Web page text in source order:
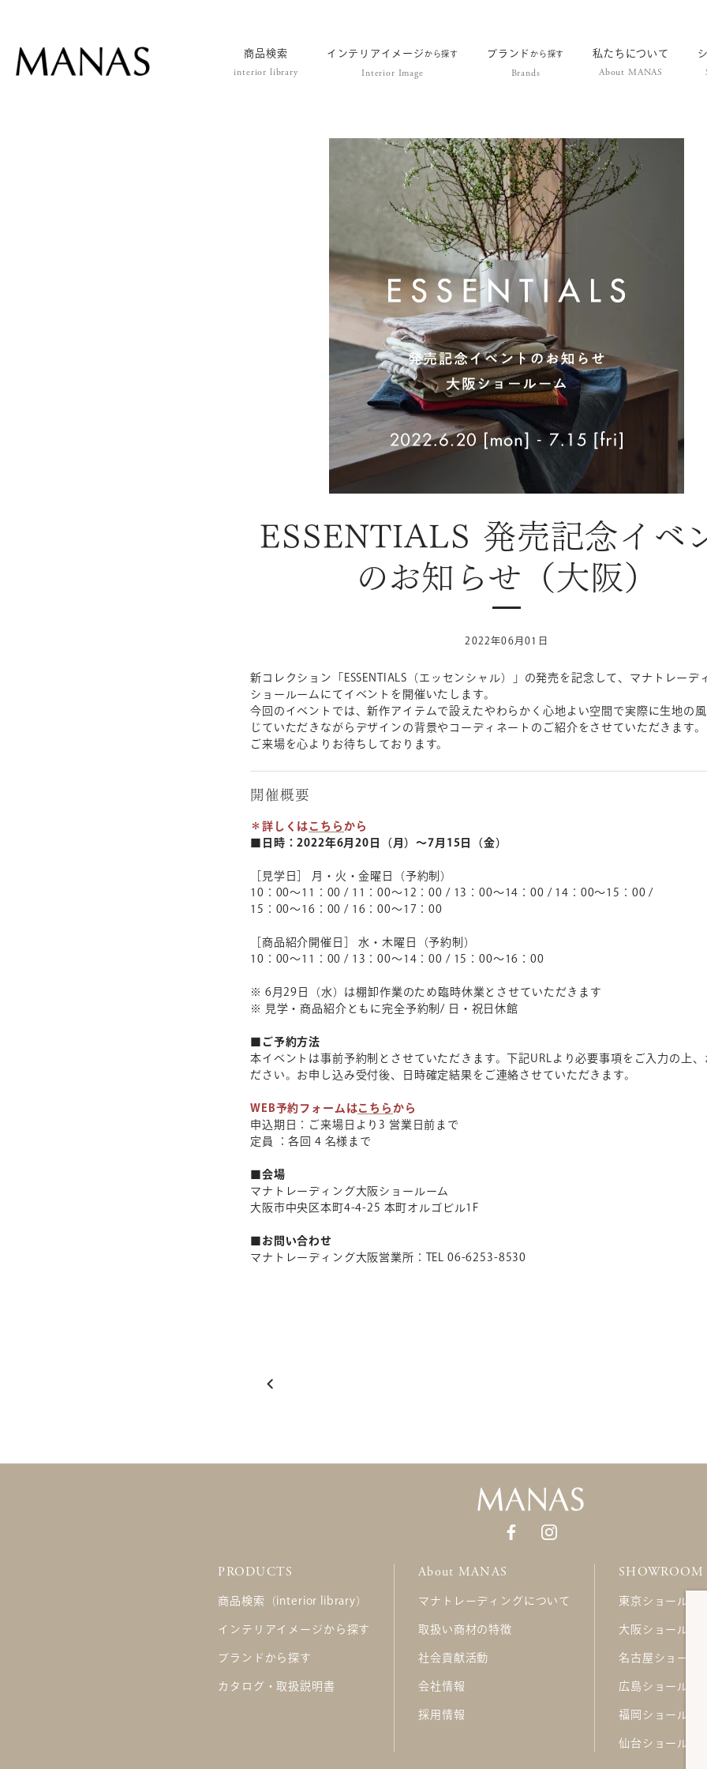
商品検索
interior library
インテリアイメージ から探す
Interior Image
ブランド から探す
Brands
私たちについて
About MANAS
ESSENTIALS 発売記念イベ
のお知らせ（大阪）
2022年06月01日
新コレクション「ESSENTIALS（エッセンシャル）」の発売を記念して、マナトレーデ
ショールームにてイベントを開催いたします。
今回のイベントでは、新作アイテムで設えたやわらかく心地よい空間で実際に生地の
じていただきながらデザインの背景やコーディネートのご紹介をさせていただきます。
ご来場を心よりお待ちしております。
開催概要
＊詳しくは こちら から
■日時：2022年6月20日（月）～7月15日（金）
［見学日］ 月・火・金曜日（予約制）
10：00～11：00 / 11：00～12：00 / 13：00～14：00 / 14：00～15：00 /
15：00～16：00 / 16：00～17：00
［商品紹介開催日］ 水・木曜日（予約制）
10：00～11：00 / 13：00～14：00 / 15：00～16：00
※ 6月29日（水）は棚卸作業のため臨時休業とさせていただきます
※ 見学・商品紹介ともに完全予約制/ 日・祝日休館
■ご予約方法
本イベントは事前予約制とさせていただきます。下記URLより必要事項をご入力の上、
ださい。お申し込み受付後、日時確定結果をご連絡させていただきます。
WEB予約フォームはこちら から
申込期日：ご来場日より3 営業日前まで
定員 ：各回 4 名様まで
■会場
マナトレーディング大阪ショールーム
大阪市中央区本町4-4-25 本町オルゴビル1F
■お問い合わせ
マナトレーディング大阪営業所：TEL 06-6253-8530
PRODUCTS
商品検索（interior library）
インテリアイメージから探す
ブランドから探す
カタログ・取扱説明書
About MANAS
マナトレーディングについて
取扱い商材の特徴
社会貢献活動
会社情報
採用情報
SHOWROOM
東京ショールーム
大阪ショールーム
名古屋ショール
広島ショールーム
福岡ショールーム
仙台ショールーム